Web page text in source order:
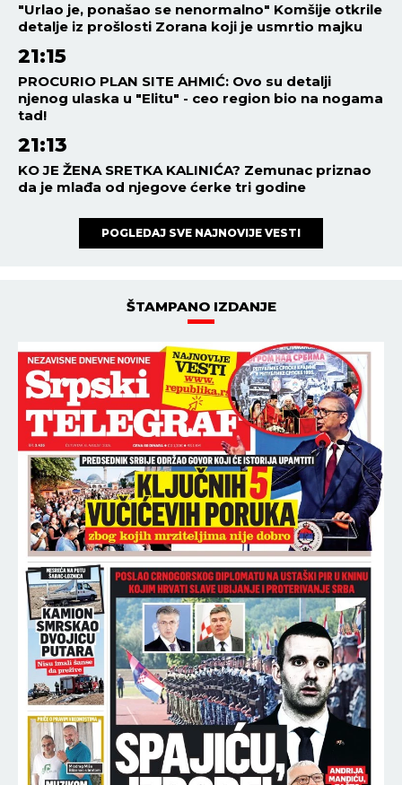
"Urlao je, ponašao se nenormalno" Komšije otkrile
detalje iz prošlosti Zorana koji je usmrtio majku
21:15
PROCURIO PLAN SITE AHMIĆ: Ovo su detalji
njenog ulaska u "Elitu" - ceo region bio na nogama
tad!
21:13
KO JE ŽENA SRETKA KALINIĆA? Zemunac priznao
da je mlađa od njegove ćerke tri godine
POGLEDAJ SVE NAJNOVIJE VESTI
ŠTAMPANO IZDANJE